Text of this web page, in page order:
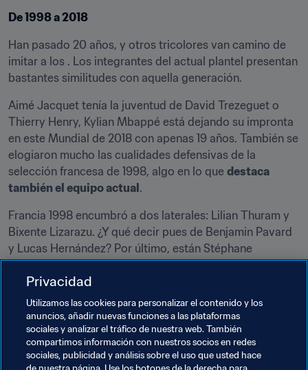
De 1998 a 2018
Han pasado 20 años, y otros tricolores van camino de
imitar a los . Los integrantes del actual plantel presentan
bastantes similitudes con aquella generación.
Aimé Jacquet tenía la juventud de David Trezeguet o
Thierry Henry, Kylian Mbappé está dejando su impronta
en este Mundial de 2018 con apenas 19 años. También se
elogiaron mucho las cualidades defensivas de la
selección francesa de 1998, algo en lo que destaca
también el equipo actual .
Francia 1998 encumbró a dos laterales: Lilian Thuram y
Bixente Lizarazu. ¿Y qué decir pues de Benjamin Pavard
y Lucas Hernández? Por último, están Stéphane
Guivarc'h y Olivier Giroud. Los delanteros centro de 1998
y 2018 respectivamente se caracterizan por prodigarse
en esfuerzos defensivos, y comparten la paradoja de
haber visto puerta en la cita mundialista.
¿Y Didier Deschamps? Si su equipo vence a Croacia, el
técnico, capitán en 1998 y seleccionador en 2018, podría
Privacidad
Utilizamos las cookies para personalizar el contenido y los
anuncios, añadir nuevas funciones a las plataformas
sociales y analizar el tráfico de nuestra web. También
compartimos información con nuestros socios en redes
sociales, publicidad y análisis sobre el uso que usted hace